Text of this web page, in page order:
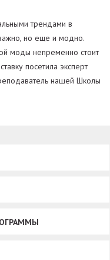
трендами в
но еще и модно.
моды непременно стоит
посетила эксперт
нашей Школы